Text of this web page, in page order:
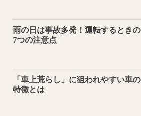
雨の日は事故多発！運転するときの
7つの注意点
「車上荒らし」に狙われやすい車の
特徴とは